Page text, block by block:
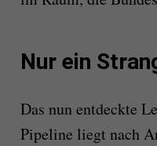
Nur ein
Das nun entdeckte
Pipeline liegt nach